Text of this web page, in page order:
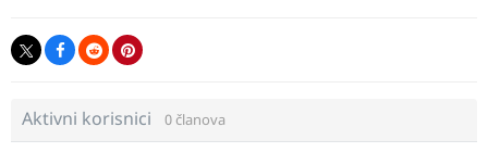
Aktivni korisnici 0 članova